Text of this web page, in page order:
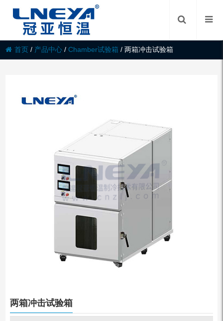
首页 / 产品中心 /Chamber试验箱 /两箱冲击试验箱
两箱冲击试验箱